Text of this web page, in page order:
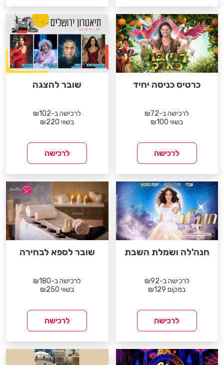
כרטיס כניסה יחיד
לרכישה ב-₪72
בשווי ₪100
לרכישה
שובר להצגה
לרכישה ב-₪102
בשווי ₪220
לרכישה
חנה'לה ושמלת השבת
לרכישה ב-₪92
במקום ₪129
לרכישה
שובר לספא לבחירה
לרכישה ב-₪180
בשווי ₪250
לרכישה